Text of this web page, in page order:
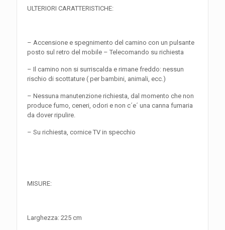
ULTERIORI CARATTERISTICHE:
– Accensione e spegnimento del camino con un pulsante
posto sul retro del mobile – Telecomando su richiesta
– Il camino non si surriscalda e rimane freddo: nessun
rischio di scottature ( per bambini, animali, ecc.)
– Nessuna manutenzione richiesta, dal momento che non
produce fumo, ceneri, odori e non c´e´ una canna fumaria
da dover ripulire.
– Su richiesta, cornice TV in specchio
MISURE:
Larghezza: 225 cm